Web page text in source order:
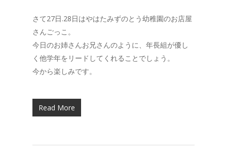
さて27日.28日はやはたみずのとう幼稚園のお店屋
さんごっこ。
今日のお姉さんお兄さんのように、年長組が優し
く他学年をリードしてくれることでしょう。
今から楽しみです。
Read More